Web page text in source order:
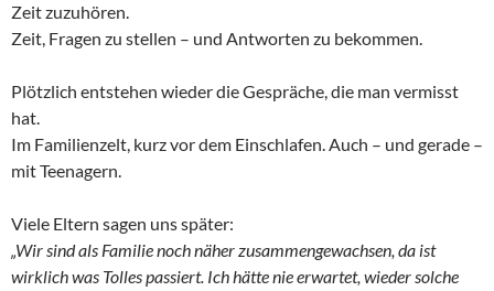
Zeit zuzuhören.
Zeit, Fragen zu stellen – und Antworten zu bekommen.
Plötzlich entstehen wieder die Gespräche, die man vermisst
hat.
Im Familienzelt, kurz vor dem Einschlafen. Auch – und gerade –
mit Teenagern.
Viele Eltern sagen uns später:
„Wir sind als Familie noch näher zusammengewachsen, da ist
wirklich was Tolles passiert. Ich hätte nie erwartet, wieder solche